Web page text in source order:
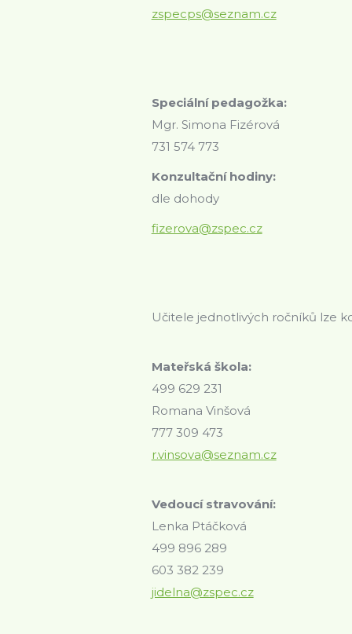
zspecps@seznam.cz
Speciální pedagožka:
Mgr. Simona Fizérová
731 574 773
Konzultační hodiny:
dle dohody
fizerova@zspec.cz
Učitele jednotlivých ročníků lze
Mateřská škola:
499 629 231
Romana Vinšová
777 309 473
r.vinsova@seznam.cz
Vedoucí stravování:
Lenka Ptáčková
499 896 289
603 382 239
jidelna@zspec.cz